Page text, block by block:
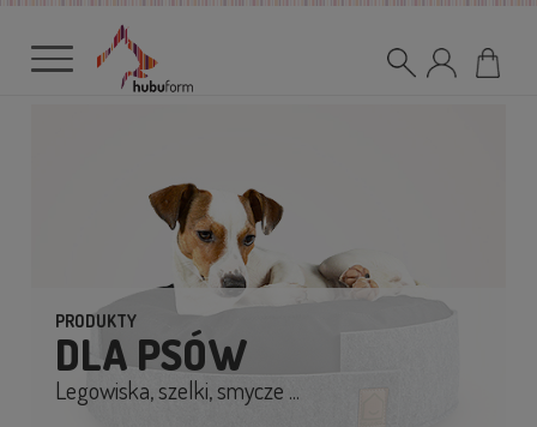
PRODUKTY
DLA PSÓW
Legowiska, szelki, smycze ...